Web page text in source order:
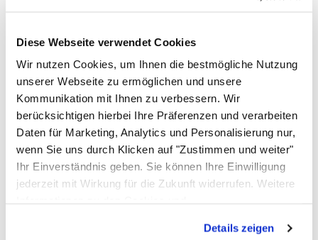
Diese Webseite verwendet Cookies
Wir nutzen Cookies, um Ihnen die bestmögliche Nutzung
unserer Webseite zu ermöglichen und unsere
Kommunikation mit Ihnen zu verbessern. Wir
berücksichtigen hierbei Ihre Präferenzen und verarbeiten
Daten für Marketing, Analytics und Personalisierung nur,
wenn Sie uns durch Klicken auf "Zustimmen und weiter"
Ihr Einverständnis geben. Sie können Ihre Einwilligung
jederzeit mit Wirkung für die Zukunft widerrufen. Weitere
Details zeigen
In den Warenkorb
Zum Merkzettel